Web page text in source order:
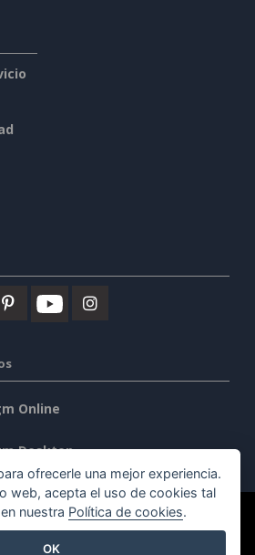
Online
Desktop
Todos los derechos reservados.
ofrecerle una mejor experiencia.
web, acepta el uso de cookies tal
nuestra Política de cookies.
OK